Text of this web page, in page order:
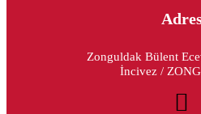
Zonguldak Bülent
İncivez /